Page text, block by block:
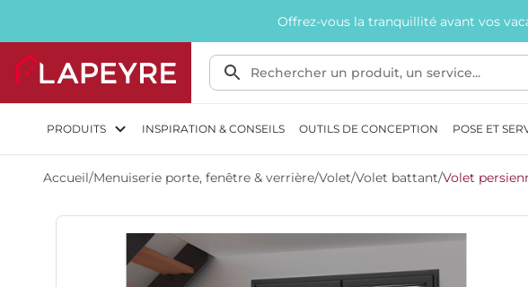
Offrez-vous la tranquillité avant vos
PRODUITS INSPIRATION & CONSEILS OUTILS DE CONCEPTION POSE ET
Accueil/Menuiserie porte, fenêtre & verrière/Volet/Volet battant/Volet